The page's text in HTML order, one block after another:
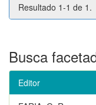
Resultado 1-1 de 1.
Busca
Editor